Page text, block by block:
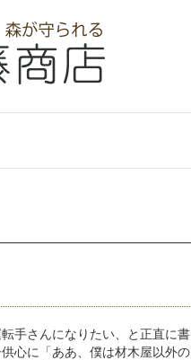
手さんになりたい、と正直に書
心に「ああ、僕は材木屋以外の